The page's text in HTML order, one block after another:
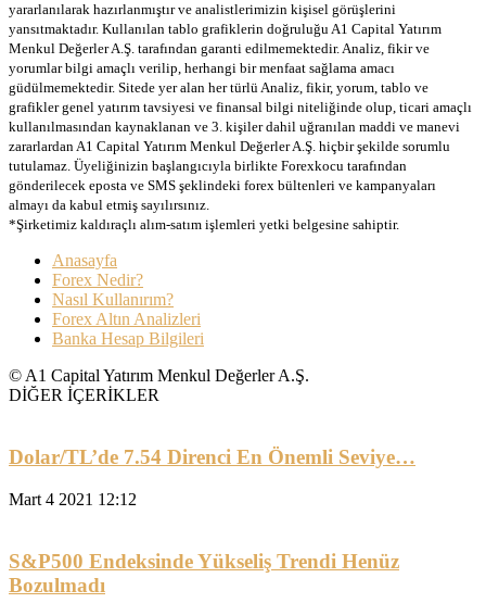
yararlanılarak hazırlanmıştır ve analistlerimizin kişisel görüşlerini
yansıtmaktadır. Kullanılan tablo grafiklerin doğruluğu A1 Capital Yatırım
Menkul Değerler A.Ş. tarafından garanti edilmemektedir. Analiz, fikir ve
yorumlar bilgi amaçlı verilip, herhangi bir menfaat sağlama amacı
güdülmemektedir. Sitede yer alan her türlü Analiz, fikir, yorum, tablo ve
grafikler genel yatırım tavsiyesi ve finansal bilgi niteliğinde olup, ticari amaçlı
kullanılmasından kaynaklanan ve 3. kişiler dahil uğranılan maddi ve manevi
zararlardan A1 Capital Yatırım Menkul Değerler A.Ş. hiçbir şekilde sorumlu
tutulamaz. Üyeliğinizin başlangıcıyla birlikte Forexkocu tarafından
gönderilecek eposta ve SMS şeklindeki forex bültenleri ve kampanyaları
almayı da kabul etmiş sayılırsınız.
*Şirketimiz kaldıraçlı alım-satım işlemleri yetki belgesine sahiptir.
Anasayfa
Forex Nedir?
Nasıl Kullanırım?
Forex Altın Analizleri
Banka Hesap Bilgileri
© A1 Capital Yatırım Menkul Değerler A.Ş.
DİĞER İÇERİKLER
Dolar/TL’de 7.54 Direnci En Önemli Seviye…
Mart 4 2021 12:12
S&P500 Endeksinde Yükseliş Trendi Henüz
Bozulmadı